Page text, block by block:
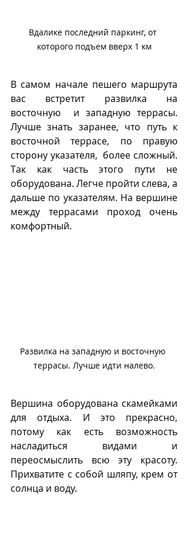
Вдалике последний паркинг, от
которого подъем вверх 1 км
В самом начале пешего маршрута
вас встретит развилка на
восточную  и западную террасы.
Лучше знать заранее, что путь к
восточной террасе, по правую
сторону указателя,  более сложный.
Так как часть этого пути не
оборудована. Легче пройти слева, а
дальше по указателям. На вершине
между террасами проход очень
комфортный.
Развилка на западную и восточную
террасы. Лучше идти налево.
Вершина оборудована скамейками
для отдыха. И это прекрасно,
потому как есть возможность
насладиться видами и
переосмыслить всю эту красоту.
Прихватите с собой шляпу, крем от
солнца и воду.